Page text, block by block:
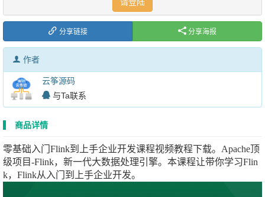
分享链接 分享海报
作者
云筝源码
与Ta联系
商品详情
零基础入门Flink到上手企业开发课程视频教程下载。Apache顶
级项目-Flink，新一代大数据处理引擎。本课程让带你学习Flin
k，Flink从入门到上手企业开发。